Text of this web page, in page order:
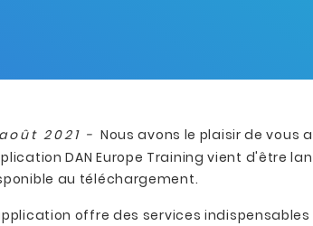
2021 - Nous avons le plaisir de vous
DAN Europe Training vient d'être
au téléchargement.
offre des services